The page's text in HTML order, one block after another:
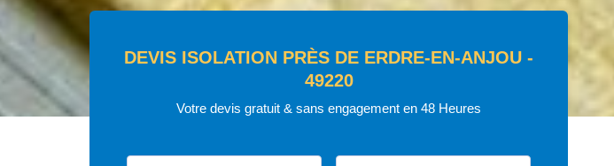
DEVIS ISOLATION PRÈS DE ERDRE-EN-ANJOU -
49220
Votre devis gratuit & sans engagement en 48 Heures